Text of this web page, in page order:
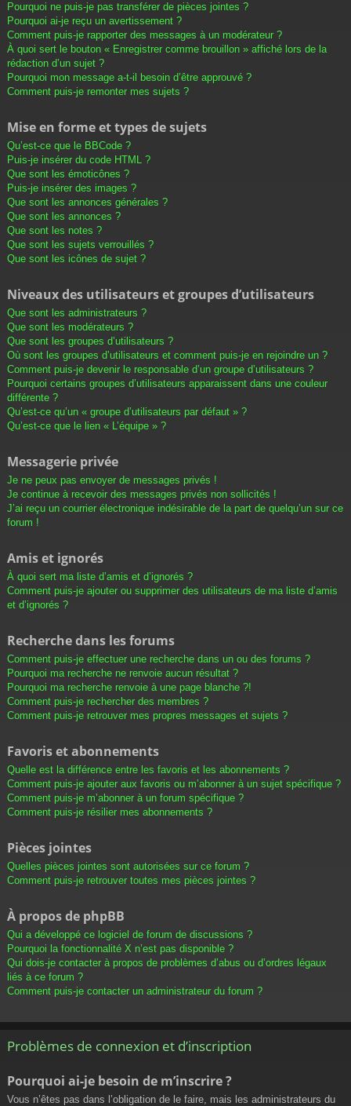
Pourquoi ne puis-je pas transférer de pièces jointes ?
Pourquoi ai-je reçu un avertissement ?
Comment puis-je rapporter des messages à un modérateur ?
À quoi sert le bouton « Enregistrer comme brouillon » affiché lors de la
rédaction d’un sujet ?
Pourquoi mon message a-t-il besoin d’être approuvé ?
Comment puis-je remonter mes sujets ?
Mise en forme et types de sujets
Qu’est-ce que le BBCode ?
Puis-je insérer du code HTML ?
Que sont les émoticônes ?
Puis-je insérer des images ?
Que sont les annonces générales ?
Que sont les annonces ?
Que sont les notes ?
Que sont les sujets verrouillés ?
Que sont les icônes de sujet ?
Niveaux des utilisateurs et groupes d’utilisateurs
Que sont les administrateurs ?
Que sont les modérateurs ?
Que sont les groupes d’utilisateurs ?
Où sont les groupes d’utilisateurs et comment puis-je en rejoindre un ?
Comment puis-je devenir le responsable d’un groupe d’utilisateurs ?
Pourquoi certains groupes d’utilisateurs apparaissent dans une couleur
différente ?
Qu’est-ce qu’un « groupe d’utilisateurs par défaut » ?
Qu’est-ce que le lien « L’équipe » ?
Messagerie privée
Je ne peux pas envoyer de messages privés !
Je continue à recevoir des messages privés non sollicités !
J’ai reçu un courrier électronique indésirable de la part de quelqu’un sur ce
forum !
Amis et ignorés
À quoi sert ma liste d’amis et d’ignorés ?
Comment puis-je ajouter ou supprimer des utilisateurs de ma liste d’amis
et d’ignorés ?
Recherche dans les forums
Comment puis-je effectuer une recherche dans un ou des forums ?
Pourquoi ma recherche ne renvoie aucun résultat ?
Pourquoi ma recherche renvoie à une page blanche ?!
Comment puis-je rechercher des membres ?
Comment puis-je retrouver mes propres messages et sujets ?
Favoris et abonnements
Quelle est la différence entre les favoris et les abonnements ?
Comment puis-je ajouter aux favoris ou m’abonner à un sujet spécifique ?
Comment puis-je m’abonner à un forum spécifique ?
Comment puis-je résilier mes abonnements ?
Pièces jointes
Quelles pièces jointes sont autorisées sur ce forum ?
Comment puis-je retrouver toutes mes pièces jointes ?
À propos de phpBB
Qui a développé ce logiciel de forum de discussions ?
Pourquoi la fonctionnalité X n’est pas disponible ?
Qui dois-je contacter à propos de problèmes d’abus ou d’ordres légaux
liés à ce forum ?
Comment puis-je contacter un administrateur du forum ?
Problèmes de connexion et d’inscription
Pourquoi ai-je besoin de m’inscrire ?
Vous n’êtes pas dans l’obligation de le faire, mais les administrateurs du